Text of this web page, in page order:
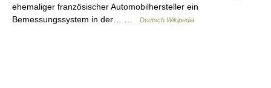
ehemaliger französischer Automobilhersteller ein
Bemessungssystem in der… …
Deutsch Wikipedia